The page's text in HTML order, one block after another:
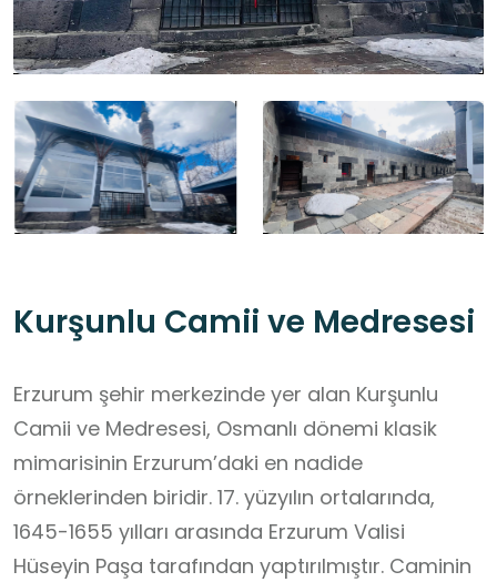
Kurşunlu Camii ve Medresesi
Erzurum şehir merkezinde yer alan Kurşunlu
Camii ve Medresesi, Osmanlı dönemi klasik
mimarisinin Erzurum’daki en nadide
örneklerinden biridir. 17. yüzyılın ortalarında,
1645-1655 yılları arasında Erzurum Valisi
Hüseyin Paşa tarafından yaptırılmıştır. Caminin